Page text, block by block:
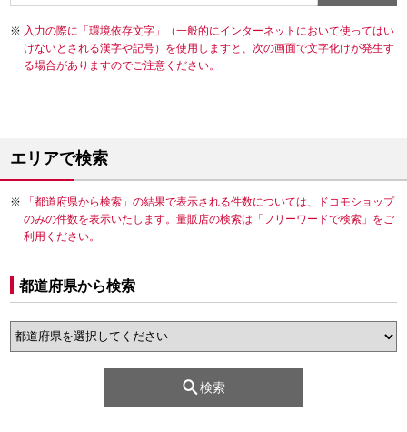
入力の際に「環境依存文字」（一般的にインターネットにおいて使ってはい
けないとされる漢字や記号）を使用しますと、次の画面で文字化けが発生す
る場合がありますのでご注意ください。
エリアで検索
「都道府県から検索」の結果で表示される件数については、ドコモショップ
のみの件数を表示いたします。量販店の検索は「フリーワードで検索」をご
利用ください。
都道府県から検索
検索